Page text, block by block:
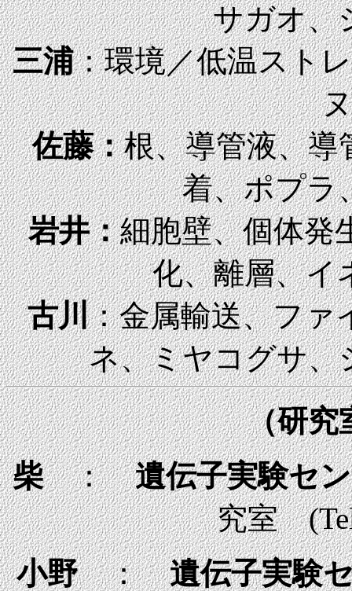
サガオ、
三浦：環境／低温スト
佐藤：根、導管液、導
着、ポプラ
岩井：細胞壁、個体発
化、離層、イ
古川：金属輸送、ファ
ネ、ミヤコグ
（研究
柴：遺伝子実験セ
究室 (Tel
小野：遺伝子実験